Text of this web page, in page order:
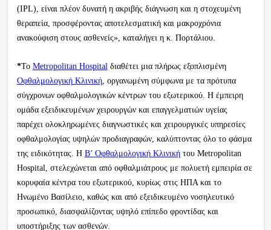
(IPL), είναι πλέον δυνατή η ακριβής διάγνωση και η στοχευμένη
θεραπεία, προσφέροντας αποτελεσματική και μακροχρόνια
ανακούφιση στους ασθενείς», καταλήγει η κ. Πορτάλιου.
*Το Metropolitan Hospital διαθέτει μια πλήρως εξοπλισμένη
Οφθαλμολογική Κλινική, οργανωμένη σύμφωνα με τα πρότυπα
σύγχρονων οφθαλμολογικών κέντρων του εξωτερικού. Η έμπειρη
ομάδα εξειδικευμένων χειρουργών και επαγγελματιών υγείας
παρέχει ολοκληρωμένες διαγνωστικές και χειρουργικές υπηρεσίες
οφθαλμολογίας υψηλών προδιαγραφών, καλύπτοντας όλο το φάσμα
της ειδικότητας. Η Β’ Οφθαλμολογική Κλινικήτου Metropolitan
Hospital, στελεχώνεται από οφθαλμιάτρους με πολυετή εμπειρία σε
κορυφαία κέντρα του εξωτερικού, κυρίως στις ΗΠΑ και το
Ηνωμένο Βασίλειο, καθώς και από εξειδικευμένο νοσηλευτικό
προσωπικό, διασφαλίζοντας υψηλό επίπεδο φροντίδας και
υποστήριξης των ασθενών.